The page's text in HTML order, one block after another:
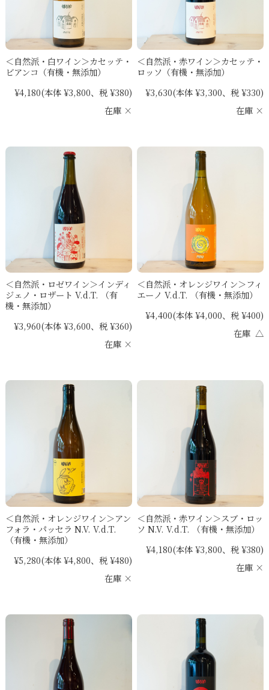
＜自然派・白ワイン＞カセッテ・
ビアンコ（有機・無添加）
¥4,180(本体 ¥3,800、税 ¥380)
在庫 ×
＜自然派・赤ワイン＞カセッテ・
ロッソ（有機・無添加）
¥3,630(本体 ¥3,300、税 ¥330)
在庫 ×
＜自然派・ロゼワイン＞インディ
ジェノ・ロザート V.d.T. （有
機・無添加）
¥3,960(本体 ¥3,600、税 ¥360)
在庫 ×
＜自然派・オレンジワイン＞フィ
エーノ V.d.T. （有機・無添加）
¥4,400(本体 ¥4,000、税 ¥400)
在庫 △
＜自然派・オレンジワイン＞アン
フォラ・パッセラ N.V. V.d.T.
（有機・無添加）
¥5,280(本体 ¥4,800、税 ¥480)
在庫 ×
＜自然派・赤ワイン＞スブ・ロッ
ソ N.V. V.d.T. （有機・無添加）
¥4,180(本体 ¥3,800、税 ¥380)
在庫 ×